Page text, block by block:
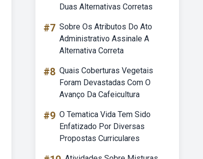
Duas Alternativas Corretas
#7 Sobre Os Atributos Do Ato
Administrativo Assinale A
Alternativa Correta
#8 Quais Coberturas Vegetais
Foram Devastadas Com O
Avanço Da Cafeicultura
#9 O Tematica Vida Tem Sido
Enfatizado Por Diversas
Propostas Curriculares